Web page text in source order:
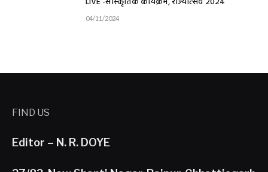
04/11/2024
FIND US
Editor – N. R. DOYE